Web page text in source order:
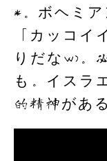
*。ボヘミ
「カッコイ
りだなw)。
も。イスラ
的精神があ